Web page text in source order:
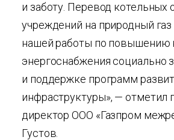
и заботу. Перевод котельных
учреждений на природный
нашей работы по повышению
энергоснабжения социально
и поддержке программ
инфраструктуры», — отметил
директор ООО «Газпром
Густов.